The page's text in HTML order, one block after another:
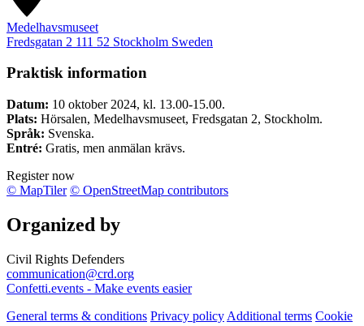
Medelhavsmuseet
Fredsgatan 2 111 52 Stockholm Sweden
Praktisk information
Datum: 10 oktober 2024, kl. 13.00-15.00.
Plats: Hörsalen, Medelhavsmuseet, Fredsgatan 2, Stockholm.
Språk: Svenska.
Entré: Gratis, men anmälan krävs.
Register now
© MapTiler © OpenStreetMap contributors
Organized by
Civil Rights Defenders
communication@crd.org
Confetti.events - Make events easier
General terms & conditions Privacy policy Additional terms Cookie